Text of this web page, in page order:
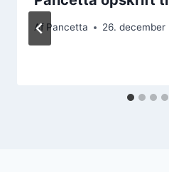
Af Pancetta 26. december